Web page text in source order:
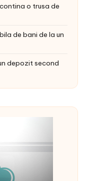
o trusa de
de bani de la un
depozit second